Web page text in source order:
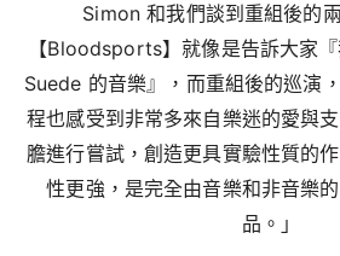
Simon 和我們談到重組後的
【Bloodsports】就像是告訴大家
Suede 的音樂』，而重組後的巡演
程也感受到非常多來自樂迷的愛與
膽進行嘗試，創造更具實驗性質的
性更強，是完全由音樂和非音樂
品。」